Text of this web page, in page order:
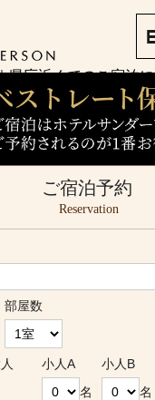
ン 前
旅｜眺
ルレス
も旅行
県庁近くでのご宿泊に
ご宿泊予約
Reservation
部屋数
小人A
名
小人B
名